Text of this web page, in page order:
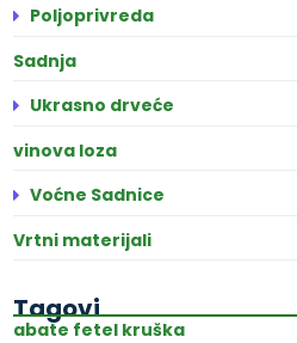
Poljoprivreda
Sadnja
Ukrasno drveće
vinova loza
Voćne Sadnice
Vrtni materijali
Tagovi
abate fetel kruška